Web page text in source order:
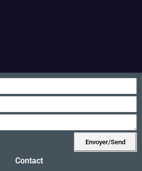
Contact
Envoyer/Send
Alternative: